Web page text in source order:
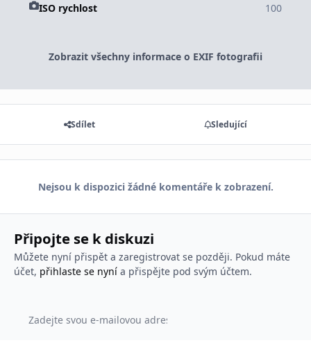
ISO rychlost 100
Zobrazit všechny informace o EXIF fotografii
Sdílet Sledující
Nejsou k dispozici žádné komentáře k zobrazení.
Připojte se k diskuzi
Můžete nyní přispět a zaregistrovat se později. Pokud máte
účet, přihlaste se nynía přispějte pod svým účtem.